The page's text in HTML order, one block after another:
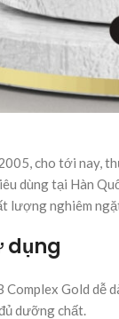
cho tới nay,
dùng tại Hàn
lượng nghiêm
dụng
Gold dễ
dưỡng chất.